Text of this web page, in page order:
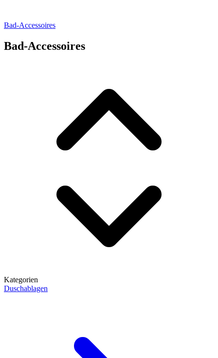
Bad-Accessoires
Bad-Accessoires
Kategorien
Duschablagen